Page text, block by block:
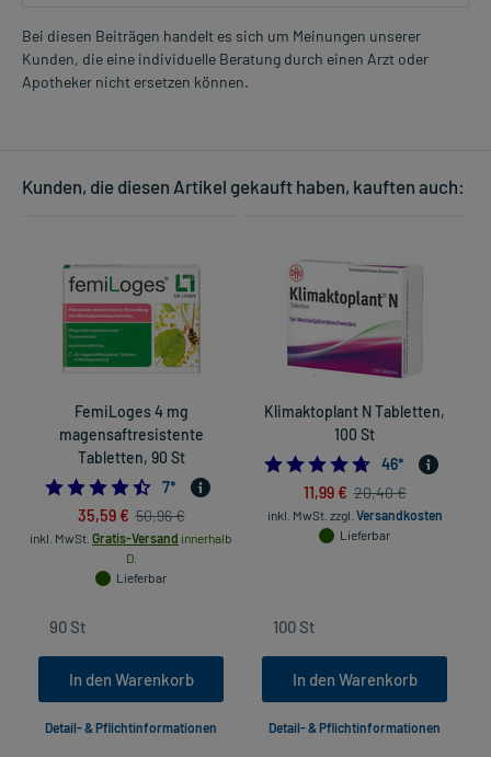
Bei diesen Beiträgen handelt es sich um Meinungen unserer
Kunden, die eine individuelle Beratung durch einen Arzt oder
Apotheker nicht ersetzen können.
Kunden, die diesen Artikel gekauft haben, kauften auch:
FemiLoges 4 mg
magensaftresistente
Tabletten, 90 St
4.428571428571429
7*
35,59 € 50,96 €
inkl. MwSt. Gratis-Versand innerhalb
D.
Lieferbar
In den Warenkorb
Detail- & Pflichtinformationen
Klimaktoplant N Tabletten,
100 St
46*
11,99 € 20,40 €
inkl. MwSt. zzgl. Versandkosten
Lieferbar
In den Warenkorb
Detail- & Pflichtinformationen